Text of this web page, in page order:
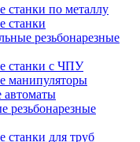
станки по металлу
станки
резьбонарезные
станки с ЧПУ
манипуляторы
автоматы
резьбонарезные
станки для труб